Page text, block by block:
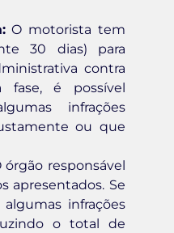
O motorista tem
30 dias) para
contra
fase, é possível
infrações
ou que
órgão responsável
apresentados. Se
infrações
o total de